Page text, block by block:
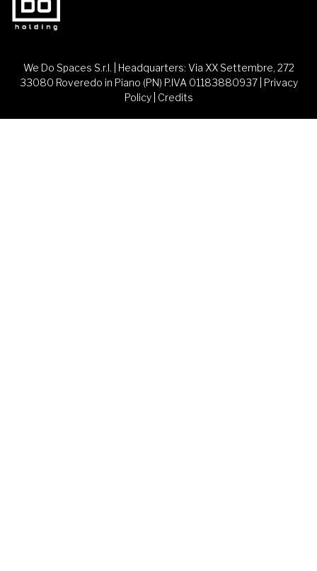
We Do Spaces S.r.l. | Headquarters: Via XX Settembre, 272
33080 Roveredo in Piano (PN) P.IVA 01183880937 | Privacy
Policy| Credits